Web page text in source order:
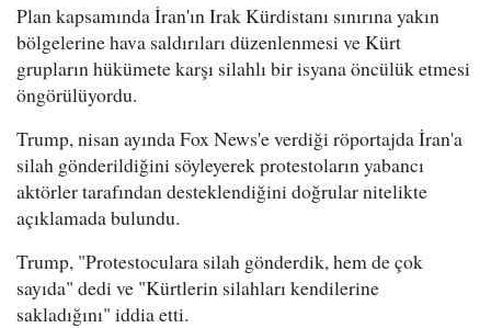
Plan kapsamında İran'ın Irak Kürdistanı sınırına yakın
bölgelerine hava saldırıları düzenlenmesi ve Kürt
grupların hükümete karşı silahlı bir isyana öncülük etmesi
öngörülüyordu.
Trump, nisan ayında Fox News'e verdiği röportajda İran'a
silah gönderildiğini söyleyerek protestoların yabancı
aktörler tarafından desteklendiğini doğrular nitelikte
açıklamada bulundu.
Trump, "Protestoculara silah gönderdik, hem de çok
sayıda" dedi ve "Kürtlerin silahları kendilerine
sakladığını" iddia etti.